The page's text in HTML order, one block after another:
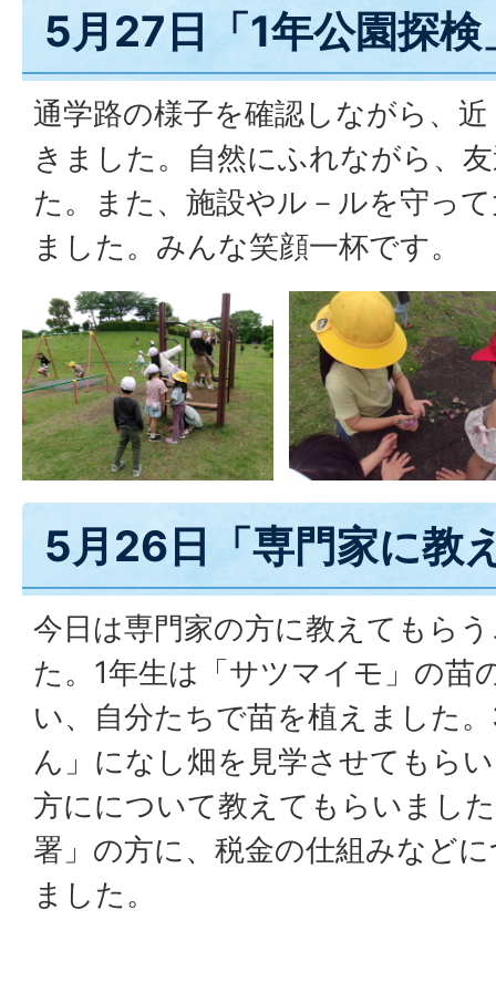
5月27日「1年公園探検
通学路の様子を確認しながら、
きました。自然にふれながら、
た。また、施設やル－ルを守っ
ました。みんな笑顔一杯です。
5月26日「専門家に教
今日は専門家の方に教えてもら
た。1年生は「サツマイモ」の苗
い、自分たちで苗を植えました
ん」になし畑を見学させてもら
方にについて教えてもらいまし
署」の方に、税金の仕組みなど
ました。